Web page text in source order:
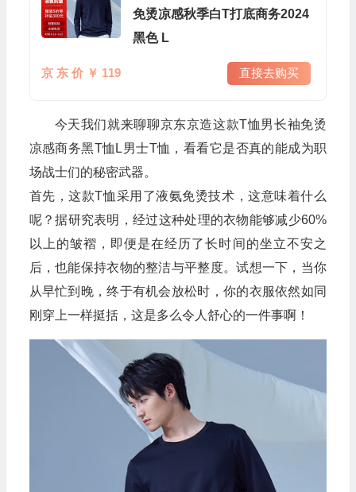
免烫凉感秋季白T打底商务2024
黑色 L
京 东 价 ￥ 119 直接去购买
今天我们就来聊聊京东京造这款T恤男长袖免烫
凉感商务黑T恤L男士T恤，看看它是否真的能成为职
场战士们的秘密武器。
首先，这款T恤采用了液氨免烫技术，这意味着什么
呢？据研究表明，经过这种处理的衣物能够减少60%
以上的皱褶，即便是在经历了长时间的坐立不安之
后，也能保持衣物的整洁与平整度。试想一下，当你
从早忙到晚，终于有机会放松时，你的衣服依然如同
刚穿上一样挺括，这是多么令人舒心的一件事啊！